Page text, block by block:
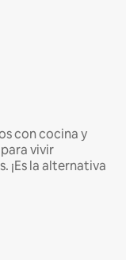
con cocina y
vivir
¡Es la alternativa